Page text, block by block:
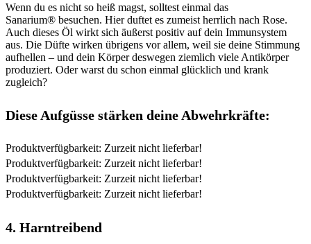
Wenn du es nicht so heiß magst, solltest einmal das
Sanarium® besuchen. Hier duftet es zumeist herrlich nach Rose.
Auch dieses Öl wirkt sich äußerst positiv auf dein Immunsystem
aus. Die Düfte wirken übrigens vor allem, weil sie deine Stimmung
aufhellen – und dein Körper deswegen ziemlich viele Antikörper
produziert. Oder warst du schon einmal glücklich und krank
zugleich?
Diese Aufgüsse stärken deine Abwehrkräfte:
Produktverfügbarkeit: Zurzeit nicht lieferbar!
Produktverfügbarkeit: Zurzeit nicht lieferbar!
Produktverfügbarkeit: Zurzeit nicht lieferbar!
Produktverfügbarkeit: Zurzeit nicht lieferbar!
4. Harntreibend